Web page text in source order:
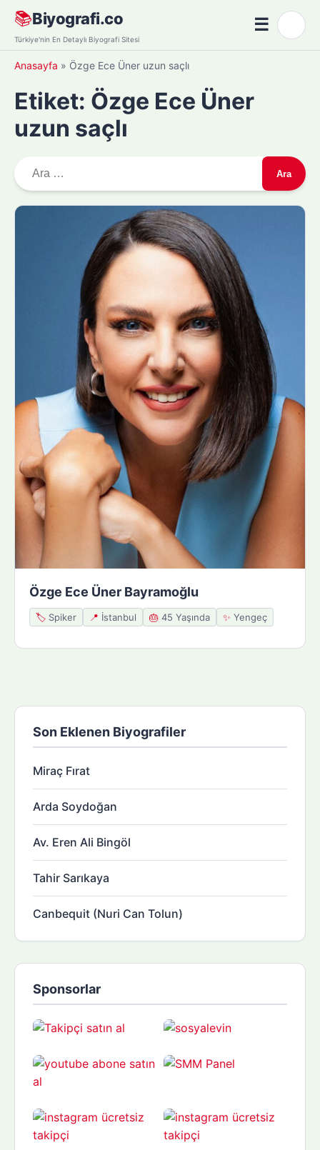
Skip
content
📚Biyografi.co
Türkiye'nin En Detaylı Biyografi Sitesi
☰Menü
Anasayfa » Özge Ece Üner uzun saçlı
Etiket: Özge Ece Üner
uzun saçlı
r
Özge Ece Üner Bayramoğlu
🏷️ Spiker 📍 İstanbul 🎂 45 Yaşında ✨ Yengeç
Son Eklenen Biyografiler
Miraç Fırat
Arda Soydoğan
Av. Eren Ali Bingöl
Tahir Sarıkaya
Canbequit (Nuri Can Tolun)
Sponsorlar